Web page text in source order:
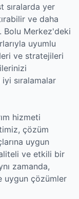
sıralarda yer
ve daha
Bolu Merkez'deki
uyumlu
ve stratejileri
sıralamalar
hizmeti
çözüm
uygun
ve etkili bir
zamanda,
uygun çözümler